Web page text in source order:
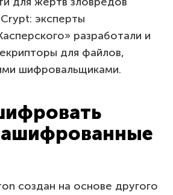
эксперты
разработали и
для файлов,
шифровальщиками.
создан на основе другого